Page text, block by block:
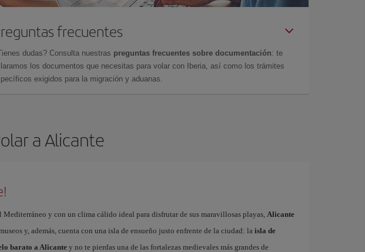
frecuentes
dudas? Consulta nuestras preguntas frecuentes sobre documentación: te
los documentos que necesitas para volar con Iberia, así como los trámites
exigidos para la migración y aduanas.
a Alicante
Mediterráneo y con un clima cálido ideal para disfrutar de sus maravillosas playas, Alicante
y, además, cuenta con una isla de ensueño justo enfrente de la ciudad: laisla de
barato a Alicantey no te pierdas una de las fortalezas medievales más grandes de